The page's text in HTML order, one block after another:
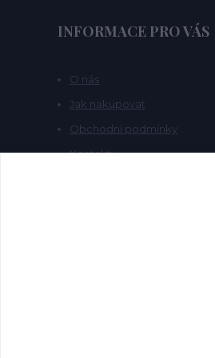
INFORMACE PRO VÁS
O nás
Jak nakupovat
Obchodní podmínky
Kontakty